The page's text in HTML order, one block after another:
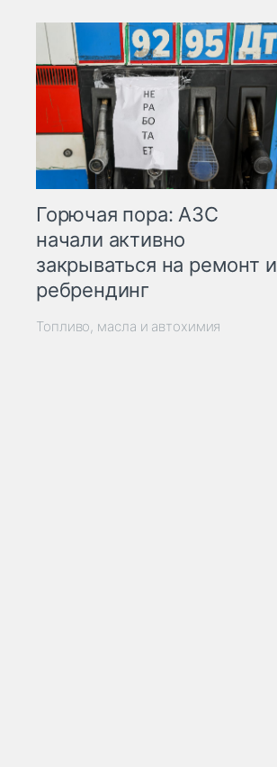
Горючая пора: АЗС
начали активно
закрываться на ремонт и
ребрендинг
Топливо, масла и автохимия